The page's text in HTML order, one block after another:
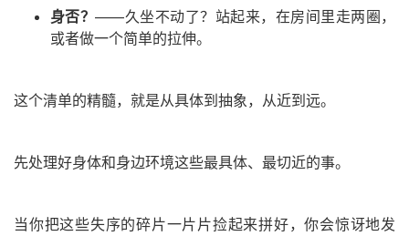
身否？——久坐不动了？站起来，在房间里走两圈，
或者做一个简单的拉伸。
这个清单的精髓，就是从具体到抽象，从近到远。
先处理好身体和身边环境这些最具体、最切近的事。
当你把这些失序的碎片一片片捡起来拼好，你会惊讶地发